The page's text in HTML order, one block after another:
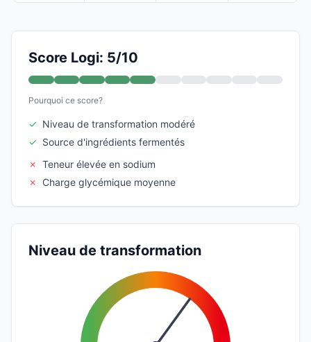
Score Logi: 5/10
Pourquoi ce score?
✓ Niveau de transformation modéré
✓ Source d'ingrédients fermentés
✗ Teneur élevée en sodium
✗
Charge glycémique moyenne
Niveau de transformation